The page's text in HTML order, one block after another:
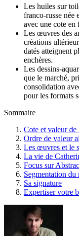
Les huiles sur
franco-russe née
avec une cote en
Les œuvres des
créations
datés atteignent
enchères.
Les dessins-
que le marché,
consolidation
pour les formats
Sommaire
Cote et valeur
Ordre de valeur
Les œuvres et le
La vie de
Focus sur
Segmentation du
Sa signature
Expertiser votre